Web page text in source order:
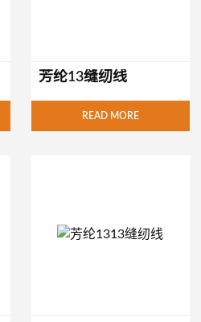
READ MORE
芳纶13缝纫线